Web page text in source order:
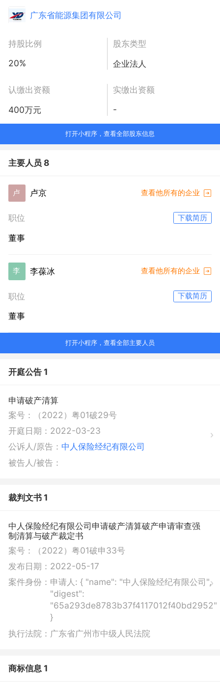
广东省能源集团有限公司
持股比例
20%
股东类型
企业法人
认缴出资额
400万元
实缴出资额
-
打开小程序，查看全部股东信息
主要人员 8
卢 卢京 查看他所有的企业
职位 下载简历
董事
李 李葆冰 查看他所有的企业
职位 下载简历
董事
打开小程序，查看全部主要人员
开庭公告 1
申请破产清算
案号：
（2022）粤01破29号
开庭日期： 2022-03-23
公诉人/原告： 中人保险经纪有限公司
被告人/被告：
裁判文书 1
中人保险经纪有限公司申请破产清算破产申请审查强
制清算与破产裁定书
案号：
（2022）粤01破申33号
发布日期： 2022-05-17
案件身份： 申请人: { "name": "中人保险经纪有限公司",
"digest":
"65a293de8783b37f4117012f40bd2952"
}
执行法院： 广东省广州市中级人民法院
商标信息 1